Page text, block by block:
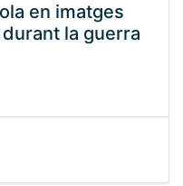
en imatges
la guerra